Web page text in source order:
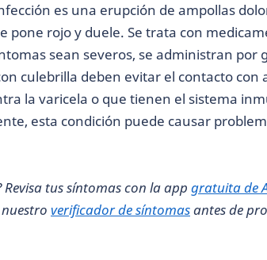
es una erupción de ampollas
pone rojo y duele. Se trata con
sean severos, se administran por
culebrilla deben evitar el contacto
la varicela o que tienen el sistema
esta condición puede causar
Revisa tus síntomas con la app gratuita de
verificador de síntomasantes de